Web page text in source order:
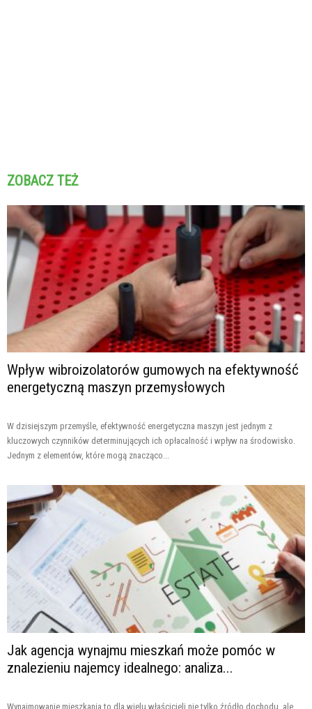
ZOBACZ TEŻ
Wpływ wibroizolatorów gumowych na efektywność
energetyczną maszyn przemysłowych
W dzisiejszym przemyśle, efektywność energetyczna maszyn jest jednym z
kluczowych czynników determinujących ich opłacalność i wpływ na środowisko.
Jednym z elementów, które mogą znacząco...
Jak agencja wynajmu mieszkań może pomóc w
znalezieniu najemcy idealnego: analiza...
Wynajmowanie mieszkania to dla wielu właścicieli nie tylko źródło dochodu, ale